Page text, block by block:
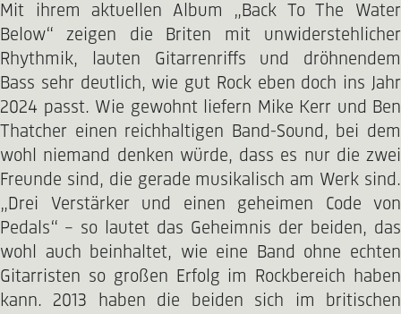
Mit ihrem aktuellen Album „Back To The Water
Below“ zeigen die Briten mit unwiderstehlicher
Rhythmik, lauten Gitarrenriffs und dröhnendem
Bass sehr deutlich, wie gut Rock eben doch ins Jahr
2024 passt. Wie gewohnt liefern Mike Kerr und Ben
Thatcher einen reichhaltigen Band-Sound, bei dem
wohl niemand denken würde, dass es nur die zwei
Freunde sind, die gerade musikalisch am Werk sind.
„Drei Verstärker und einen geheimen Code von
Pedals“ – so lautet das Geheimnis der beiden, das
wohl auch beinhaltet, wie eine Band ohne echten
Gitarristen so großen Erfolg im Rockbereich haben
kann. 2013 haben die beiden sich im britischen